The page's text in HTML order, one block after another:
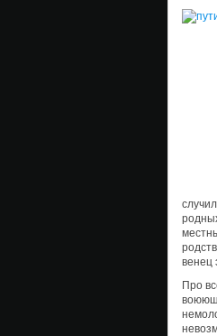
венец
Про